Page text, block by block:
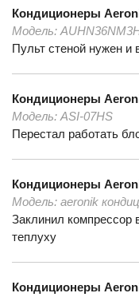
Кондиционеры
Модель:
Пульт стеной нужен и
Кондиционеры
Модель: ASI-07HS
Перестал работать
Кондиционеры
Модель: aeronik
Заклинил компрессор
теплуху
Кондиционеры